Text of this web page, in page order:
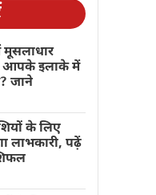
आपके इलाके में
जाने
के लिए
लाभकारी, पढ़ें